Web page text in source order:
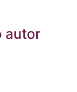
autor